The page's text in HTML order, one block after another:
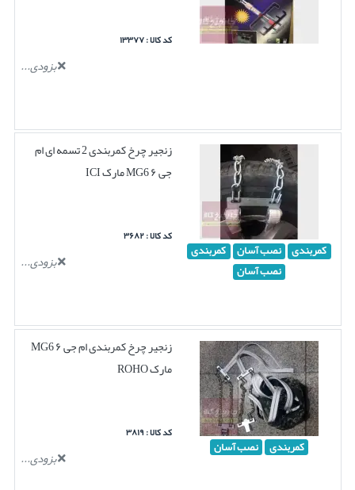
کد کالا : ۱۳۳۷۷
بزودی...
کمربندی نصب آسان کمربندی
نصب آسان
زنجیر چرخ کمربندی 2 تسمه ای ام
جی ۶ MG6 مارک ICI
کد کالا : ۳۶۸۲
بزودی...
کمربندی نصب آسان
زنجیر چرخ کمربندی ام جی ۶ MG6
مارک ROHO
کد کالا : ۳۸۱۹
بزودی...